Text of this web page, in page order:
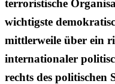
terroristische
wichtigste
mittlerweile über ein
internationaler
rechts des